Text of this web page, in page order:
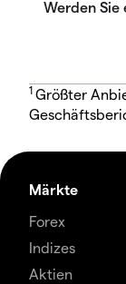
1 Größter
Märkte
Forex
Indizes
Aktien